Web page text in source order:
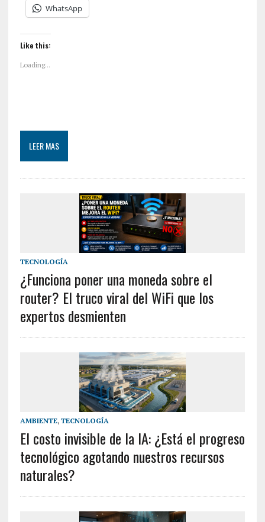
WhatsApp
Like this:
Loading...
LEER MAS
TECNOLOGÍA
¿Funciona poner una moneda sobre el
router? El truco viral del WiFi que los
expertos desmienten
AMBIENTE, TECNOLOGÍA
El costo invisible de la IA: ¿Está el progreso
tecnológico agotando nuestros recursos
naturales?